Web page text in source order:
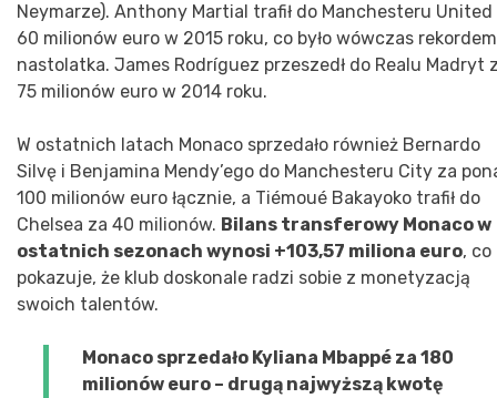
Neymarze). Anthony Martial trafił do Manchesteru United
60 milionów euro w 2015 roku, co było wówczas
nastolatka. James Rodríguez przeszedł do Realu Madryt
75 milionów euro w 2014 roku.
W ostatnich latach Monaco sprzedało również Bernardo
Silvę i Benjamina Mendy’ego do Manchesteru City za
100 milionów euro łącznie, a Tiémoué Bakayoko trafił do
Chelsea za 40 milionów. Bilans transferowy Monaco w
ostatnich sezonach wynosi +103,57 miliona euro, co
pokazuje, że klub doskonale radzi sobie z monetyzacją
swoich talentów.
Monaco sprzedało Kyliana Mbappé za 180
milionów euro – drugą najwyższą kwotę